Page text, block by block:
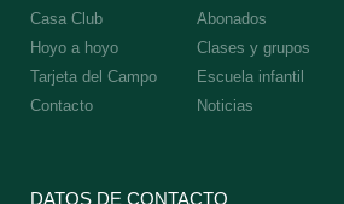
Casa Club
Hoyo a hoyo
Tarjeta del Campo
Contacto
Abonados
Clases y grupos
Escuela infantil
Noticias
DATOS DE CONTACTO